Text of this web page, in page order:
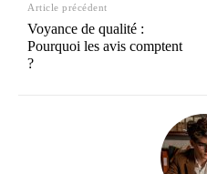
Article précédent
Voyance de qualité :
Pourquoi les avis comptent
?